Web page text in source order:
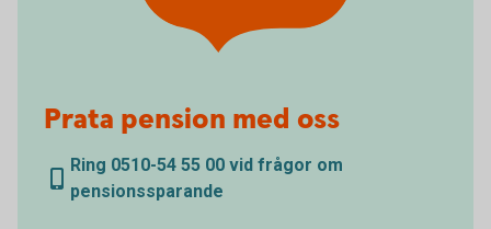
Prata pension med oss
Ring 0510-54 55 00 vid frågor om
pensionssparande